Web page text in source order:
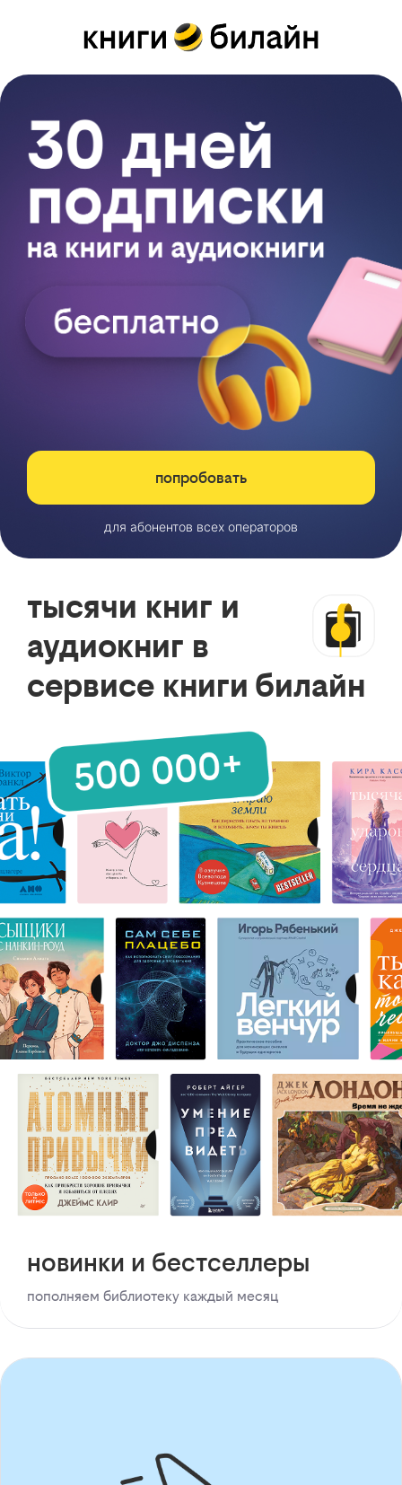
попробовать
для абонентов всех операторов
тысячи книг и
аудиокниг в
сервисе книги билайн
новинки и бестселлеры
пополняем библиотеку каждый месяц